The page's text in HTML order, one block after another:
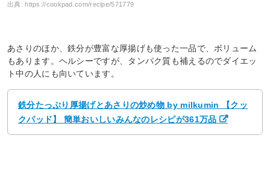
出典: https://cookpad.com/recipe/571779
あさりのほか、鉄分が豊富な厚揚げも使った一品で、ボリューム
もあります。ヘルシーですが、タンパク質も補えるのでダイエッ
ト中の人にも向いています。
鉄分たっぷり厚揚げとあさりの炒め物 by milkumin 【クッ
クパッド】 簡単おいしいみんなのレシピが361万品